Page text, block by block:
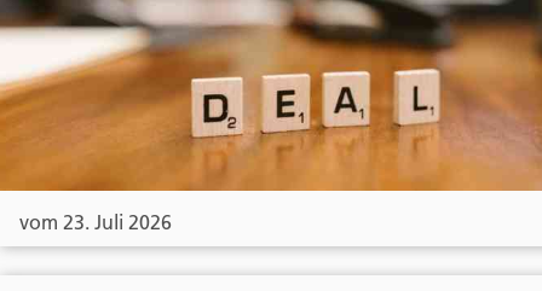
vom 23. Juli 2026